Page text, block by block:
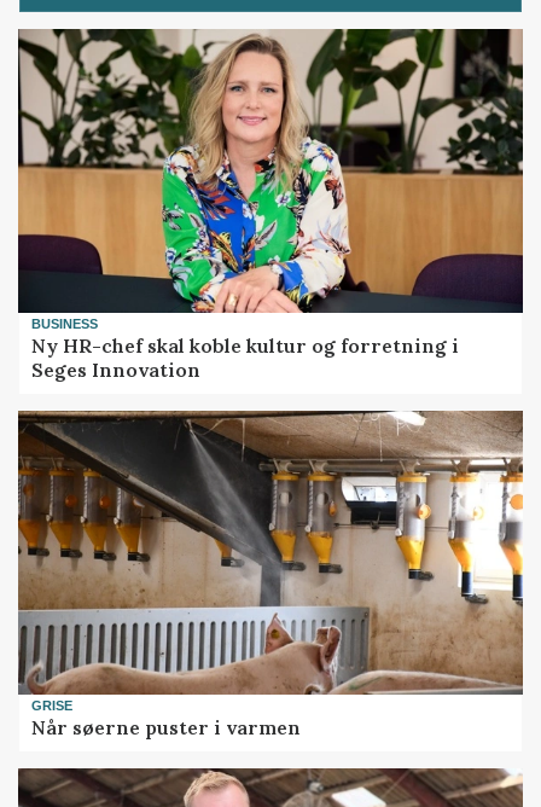
BUSINESS
Ny HR-chef skal koble kultur og forretning i
Seges Innovation
GRISE
Når søerne puster i varmen